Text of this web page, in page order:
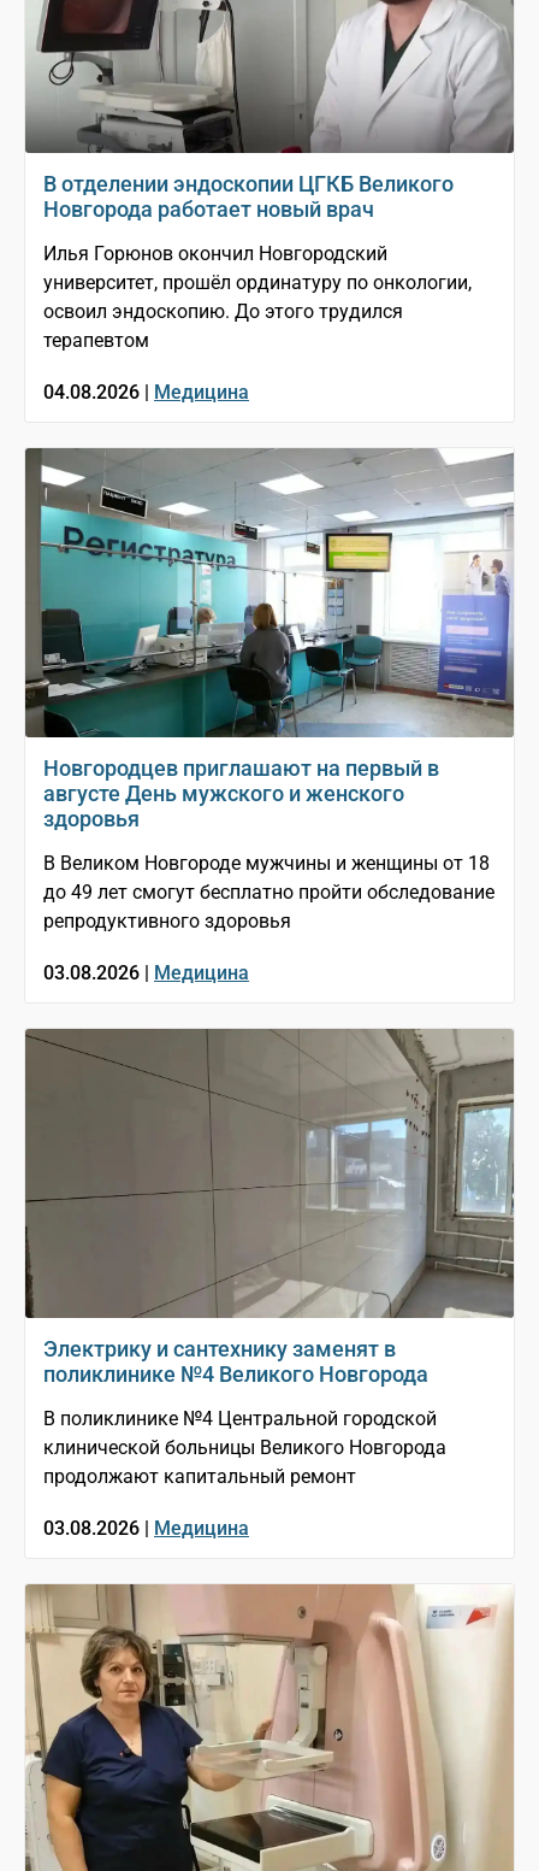
В отделении эндоскопии ЦГКБ Великого
Новгорода работает новый врач
Илья Горюнов окончил Новгородский
университет, прошёл ординатуру по онкологии,
освоил эндоскопию. До этого трудился
терапевтом
04.08.2026 | Медицина
Новгородцев приглашают на первый в
августе День мужского и женского
здоровья
В Великом Новгороде мужчины и женщины от 18
до 49 лет смогут бесплатно пройти обследование
репродуктивного здоровья
03.08.2026 | Медицина
Электрику и сантехнику заменят в
поликлинике №4 Великого Новгорода
В поликлинике №4 Центральной городской
клинической больницы Великого Новгорода
продолжают капитальный ремонт
03.08.2026 | Медицина